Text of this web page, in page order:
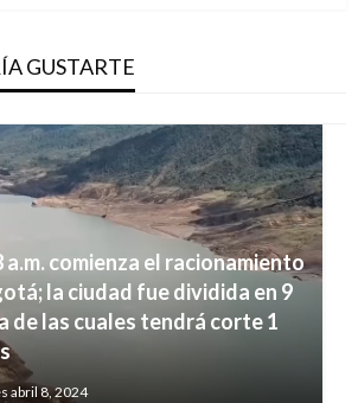
GUSTARTE
a.m. comienza el racionamiento
la ciudad fue dividida en 9
de las cuales tendrá corte 1
abril 8, 2024
a regir la nueva
cascos para motociclistas